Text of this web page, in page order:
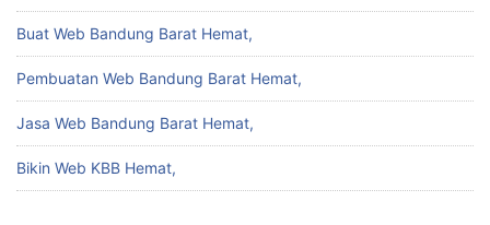
Buat Web Bandung Barat Hemat,
Pembuatan Web Bandung Barat Hemat,
Jasa Web Bandung Barat Hemat,
Bikin Web KBB Hemat,